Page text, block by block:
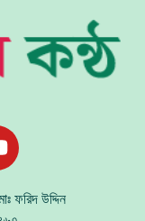
ফরিদ উদ্দিন